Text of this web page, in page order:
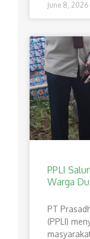
June 8, 2026
PPLI
Warga
PT
(PPLI)